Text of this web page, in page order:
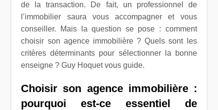
de la transaction. De fait, un professionnel de
l’immobilier saura vous accompagner et vous
conseiller. Mais la question se pose : comment
choisir son agence immobilière ? Quels sont les
critères déterminants pour sélectionner la bonne
enseigne ? Guy Hoquet vous guide.
Choisir son agence immobilière :
pourquoi est-ce essentiel de